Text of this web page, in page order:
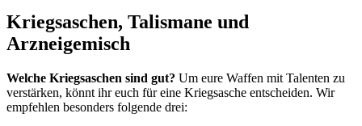
Kriegsaschen, Talismane und
Arzneigemisch
Welche Kriegsaschen sind gut? Um eure Waffen mit Talenten zu
verstärken, könnt ihr euch für eine Kriegsasche entscheiden. Wir
empfehlen besonders folgende drei: